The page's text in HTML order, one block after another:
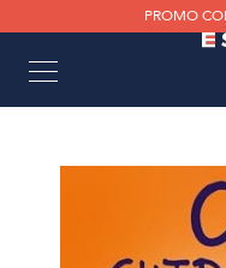
PROMO